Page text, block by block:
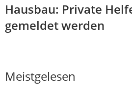
Hausbau: Private
gemeldet werden
Meistgelesen